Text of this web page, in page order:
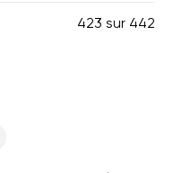
423 sur 442